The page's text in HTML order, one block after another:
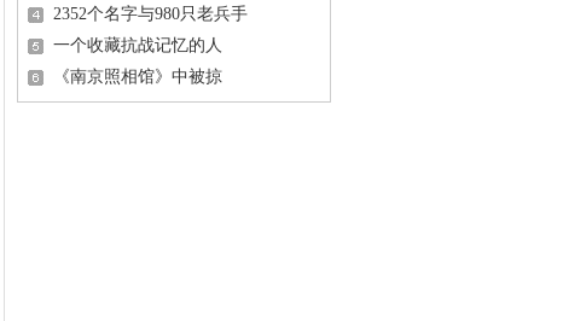
2352个名字与980只老兵手
一个收藏抗战记忆的人
《南京照相馆》中被掠